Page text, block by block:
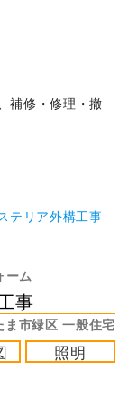
補修・修理・撤
テリア外構工事
ーム
事
ま市緑区 一般住宅
照明